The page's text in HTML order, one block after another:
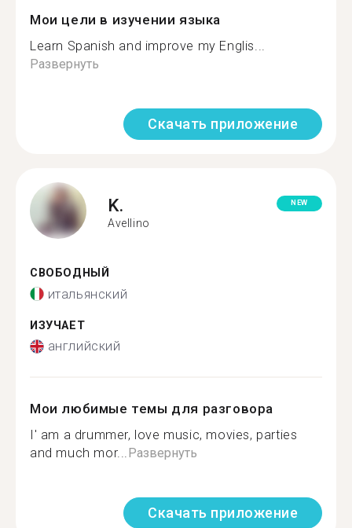
Мои цели в изучении языка
Learn Spanish and improve my Englis...
Развернуть
Скачать приложение
K.
Avellino
NEW
СВОБОДНЫЙ
итальянский
ИЗУЧАЕТ
английский
Мои любимые темы для разговора
I' am a drummer, love music, movies, parties
and much mor...Развернуть
Скачать приложение